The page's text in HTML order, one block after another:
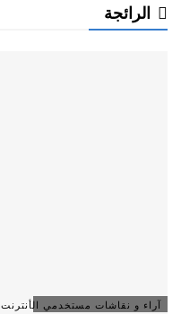
الرائجة
آراء و نقاشات مستخدمي الأنترنت KPOP